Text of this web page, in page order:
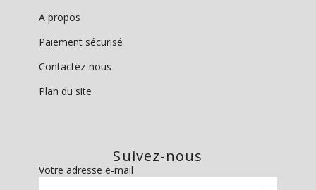
A propos
Paiement sécurisé
Contactez-nous
Plan du site
Suivez-nous
Votre adresse e-mail